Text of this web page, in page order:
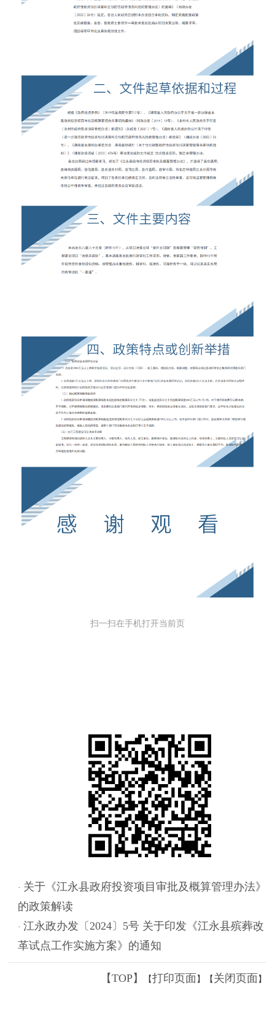
扫一扫在手机打开当前页
· 关于《江永县政府投资项目审批及概算管理办法》
的政策解读
· 江永政办发〔2024〕5号 关于印发《江永县殡葬改
革试点工作实施方案》的通知
【TOP】 【打印页面 】【 关闭页面 】